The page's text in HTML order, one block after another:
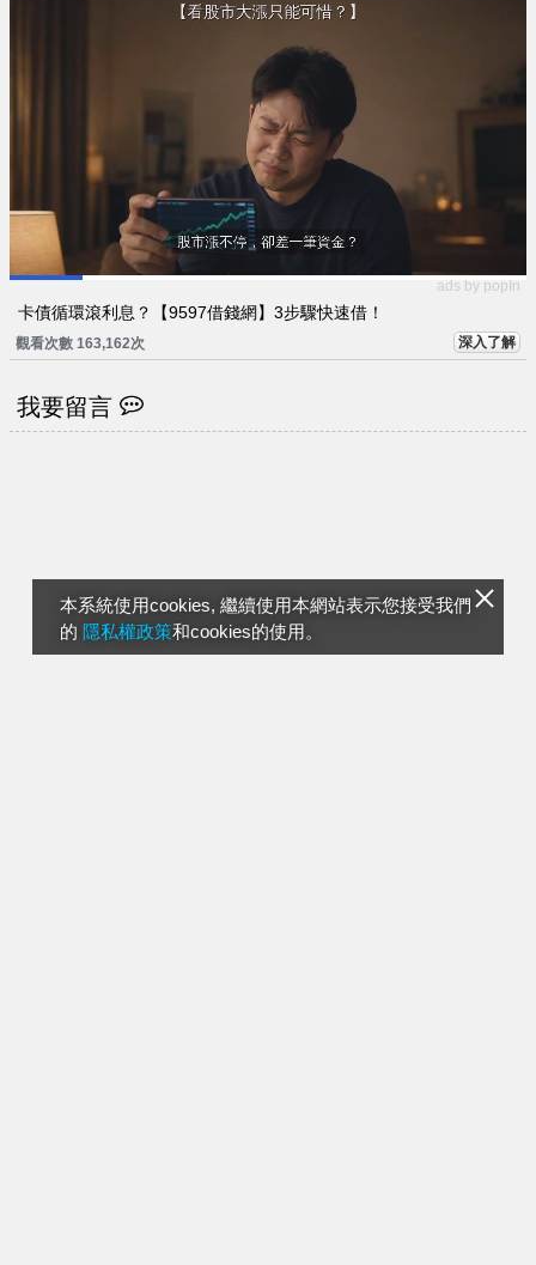
本系統使用cookies, 繼續使用本網站表示您接受我們
的 隱私權政策和cookies的使用。
ads by popIn
卡債循環滾利息？【9597借錢網】3步驟快速借！
觀看次數 163,162次 深入了解
我要留言